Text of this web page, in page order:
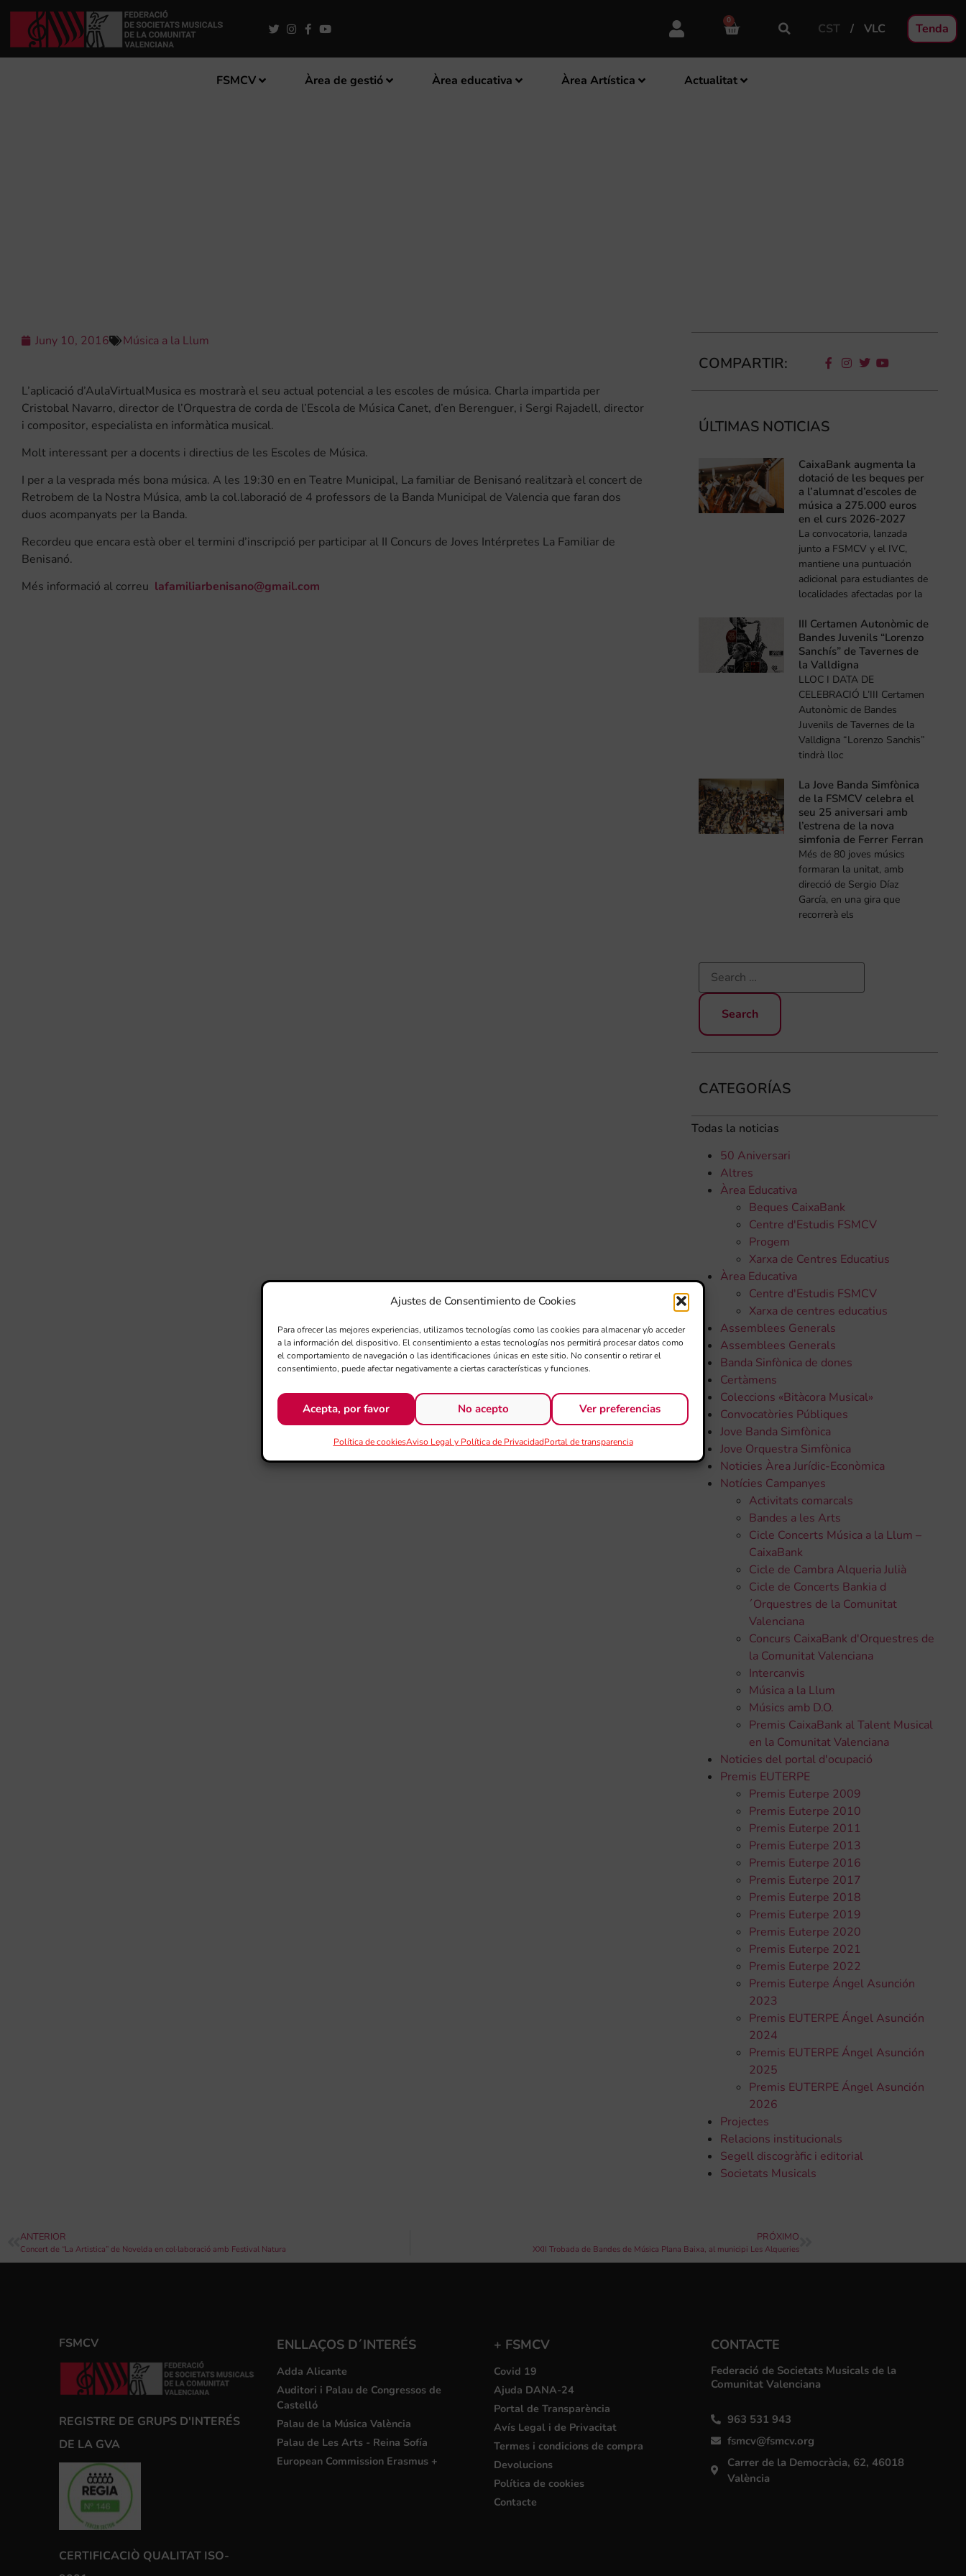
Ajustes de Consentimiento de Cookies
Para ofrecer las mejores experiencias, utilizamos tecnologías como las cookies para almacenar y/o acceder
a la información del dispositivo. El consentimiento a estas tecnologías nos permitirá procesar datos como
el comportamiento de navegación o las identificaciones únicas en este sitio. No consentir o retirar el
consentimiento, puede afectar negativamente a ciertas características y funciones.
Acepta, por favor No acepto Ver preferencias
Política de cookiesAviso Legal y Política de PrivacidadPortal de transparencia
0
CST VLC Tenda
FSMCV Àrea de gestió Àrea educativa Àrea Artística Actualitat
Juny 10, 2016 Música a la Llum
L’aplicació d’AulaVirtualMusica es mostrarà el seu actual potencial a les escoles de música. Charla impartida per
Cristobal Navarro, director de l’Orquestra de corda de l’Escola de Música Canet, d’en Berenguer, i Sergi Rajadell, director
i compositor, especialista en informàtica musical.
Molt interessant per a docents i directius de les Escoles de Música.
I per a la vesprada més bona música. A les 19:30 en en Teatre Municipal, La familiar de Benisanó realitzarà el concert de
Retrobem de la Nostra Música, amb la col.laboració de 4 professors de la Banda Municipal de Valencia que faran dos
duos acompanyats per la Banda.
Recordeu que encara està ober el termini d’inscripció per participar al II Concurs de Joves Intérpretes La Familiar de
Benisanó.
Més informació al correu lafamiliarbenisano@gmail.com
COMPARTIR:
ÚLTIMAS NOTICIAS
CaixaBank augmenta la
dotació de les beques per
a l’alumnat d’escoles de
música a 275.000 euros
en el curs 2026-2027
La convocatoria, lanzada
junto a FSMCV y el IVC,
mantiene una puntuación
adicional para estudiantes de
localidades afectadas por la
III Certamen Autonòmic de
Bandes Juvenils “Lorenzo
Sanchís” de Tavernes de
la Valldigna
LLOC I DATA DE
CELEBRACIÓ L’III Certamen
Autonòmic de Bandes
Juvenils de Tavernes de la
Valldigna “Lorenzo Sanchis”
tindrà lloc
La Jove Banda Simfònica
de la FSMCV celebra el
seu 25 aniversari amb
l’estrena de la nova
simfonia de Ferrer Ferran
Més de 80 joves músics
formaran la unitat, amb
direcció de Sergio Díaz
García, en una gira que
recorrerà els
CATEGORÍAS
Todas la noticias
50 Aniversari
Altres
Àrea Educativa
Beques CaixaBank
Centre d'Estudis FSMCV
Progem
Xarxa de Centres Educatius
Àrea Educativa
Centre d'Estudis FSMCV
Xarxa de centres educatius
Assemblees Generals
Assemblees Generals
Banda Sinfònica de dones
Certàmens
Coleccions «Bitàcora Musical»
Convocatòries Públiques
Jove Banda Simfònica
Jove Orquestra Simfònica
Noticies Àrea Jurídic-Econòmica
Notícies Campanyes
Activitats comarcals
Bandes a les Arts
Cicle Concerts Música a la Llum –
CaixaBank
Cicle de Cambra Alqueria Julià
Cicle de Concerts Bankia d
´Orquestres de la Comunitat
Valenciana
Concurs CaixaBank d'Orquestres de
la Comunitat Valenciana
Intercanvis
Música a la Llum
Músics amb D.O.
Premis CaixaBank al Talent Musical
en la Comunitat Valenciana
Noticies del portal d'ocupació
Premis EUTERPE
Premis Euterpe 2009
Premis Euterpe 2010
Premis Euterpe 2011
Premis Euterpe 2013
Premis Euterpe 2016
Premis Euterpe 2017
Premis Euterpe 2018
Premis Euterpe 2019
Premis Euterpe 2020
Premis Euterpe 2021
Premis Euterpe 2022
Premis Euterpe Ángel Asunción
2023
Premis EUTERPE Ángel Asunción
2024
Premis EUTERPE Ángel Asunción
2025
Premis EUTERPE Ángel Asunción
2026
Projectes
Relacions institucionals
Segell discogràfic i editorial
Societats Musicals
ANTERIOR
Concert de “La Artistica” de Novelda en col·laboració amb Festival Natura
PRÓXIMO
XXII Trobada de Bandes de Música Plana Baixa, al municipi Les Alqueries
FSMCV
REGISTRE DE GRUPS D'INTERÉS
DE LA GVA
CERTIFICACIÒ QUALITAT ISO-
ENLLAÇOS D´INTERÉS
Adda Alicante
Auditori i Palau de Congressos de
Castelló
Palau de la Música València
Palau de Les Arts - Reina Sofía
European Commission Erasmus +
+ FSMCV
Covid 19
Ajuda DANA-24
Portal de Transparència
Avís Legal i de Privacitat
Termes i condicions de compra
Devolucions
Política de cookies
Contacte
CONTACTE
Federació de Societats Musicals de la
Comunitat Valenciana
963 531 943
fsmcv@fsmcv.org
Carrer de la Democràcia, 62, 46018
València